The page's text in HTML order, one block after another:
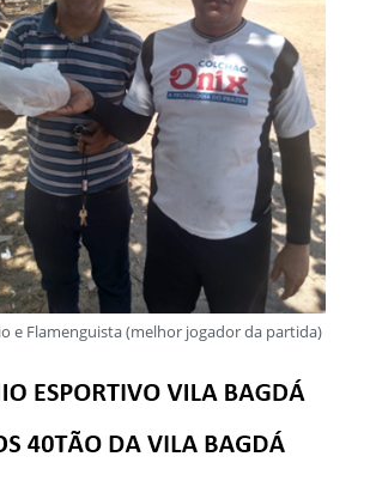
e Flamenguista (melhor jogador da partida)